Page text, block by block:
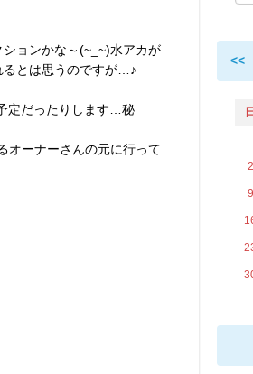
ョンかな～(~_~)水アカが
るとは思うのですが…♪
定だったりします…秘
オーナーさんの元に行って
<<
日
2
9